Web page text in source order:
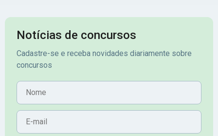
Notícias de concursos
Cadastre-se e receba novidades diariamente sobre
concursos
Nome
E-mail